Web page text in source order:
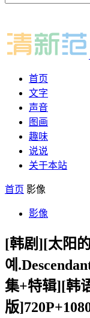
首页
文字
声音
图画
趣味
说说
关于本站
首页 影像
影像
[韩剧][太阳
예
集+特辑][韩
版